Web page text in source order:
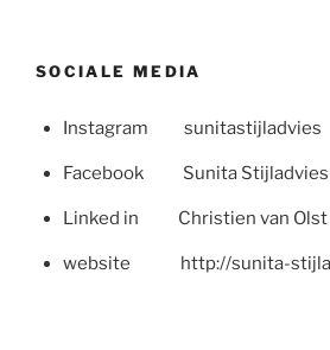
SOCIALE MEDIA
Instagram sunitastijladvies
Facebook Sunita Stijladvies
Linked in Christien van Olst
website http://sunita-